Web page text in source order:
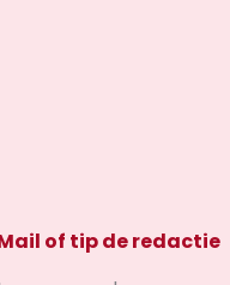
of tip de redactie